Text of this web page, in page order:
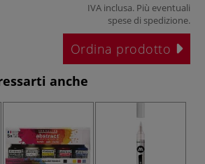
IVA inclusa. Più eventuali
spese di spedizione.
Ordina prodotto
anche